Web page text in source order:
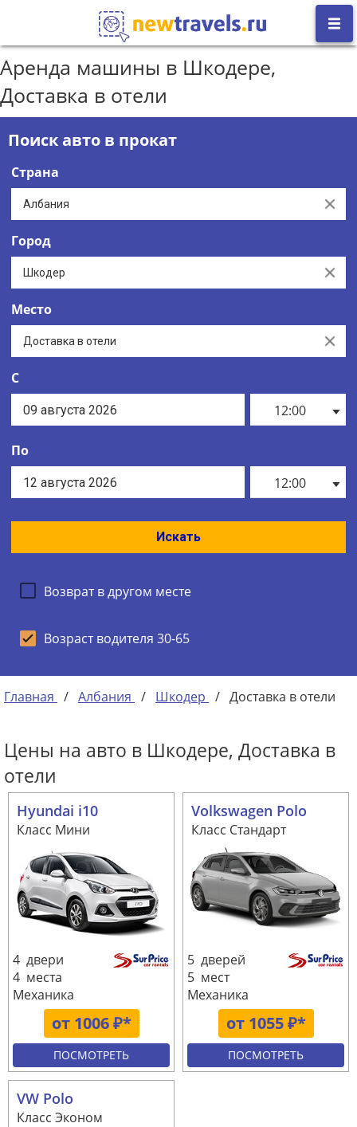
Аренда машины в Шкодере,
Доставка в отели
Поиск авто в прокат
Страна
Clear
Город
Clear
Место
Clear
С
12:00
По
12:00
Искать
Возврат в другом месте
Возраст водителя 30-65
Главная / Албания / Шкодер / Доставка в отели
Цены на авто в Шкодере, Доставка в
отели
Hyundai i10
Класс Мини
от 1006 ₽*
4 двери
4 места
Механика
ПОСМОТРЕТЬ
Volkswagen Polo
Класс Стандарт
от 1055 ₽*
5 дверей
5 мест
Механика
ПОСМОТРЕТЬ
VW Polo
Класс Эконом